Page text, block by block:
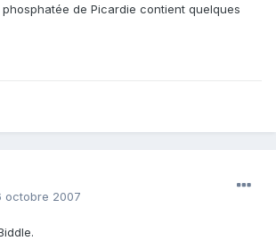
de Picardie contient quelques
octobre 2007